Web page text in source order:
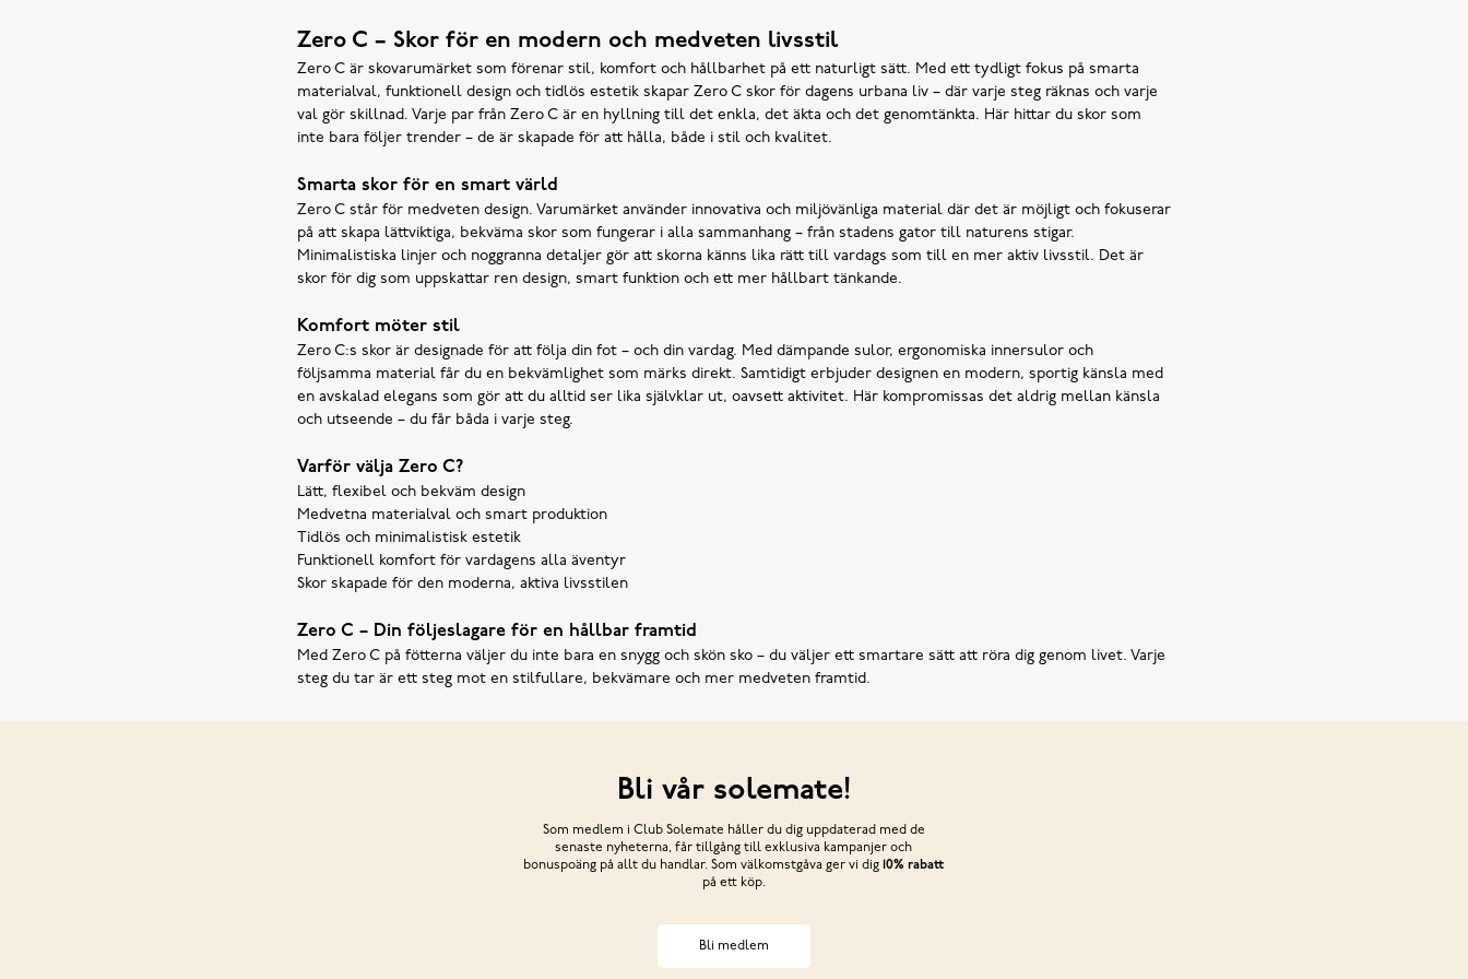
Zero C – Skor för en modern och medveten livsstil
Zero C är skovarumärket som förenar stil, komfort och hållbarhet på ett naturligt sätt. Med ett tydligt fokus på smarta
materialval, funktionell design och tidlös estetik skapar Zero C skor för dagens urbana liv – där varje steg räknas och varje
val gör skillnad. Varje par från Zero C är en hyllning till det enkla, det äkta och det genomtänkta. Här hittar du skor som
inte bara följer trender – de är skapade för att hålla, både i stil och kvalitet.
Smarta skor för en smart värld
Zero C står för medveten design. Varumärket använder innovativa och miljövänliga material där det är möjligt och fokuserar
på att skapa lättviktiga, bekväma skor som fungerar i alla sammanhang – från stadens gator till naturens stigar.
Minimalistiska linjer och noggranna detaljer gör att skorna känns lika rätt till vardags som till en mer aktiv livsstil. Det är
skor för dig som uppskattar ren design, smart funktion och ett mer hållbart tänkande.
Komfort möter stil
Zero C:s skor är designade för att följa din fot – och din vardag. Med dämpande sulor, ergonomiska innersulor och
följsamma material får du en bekvämlighet som märks direkt. Samtidigt erbjuder designen en modern, sportig känsla med
en avskalad elegans som gör att du alltid ser lika självklar ut, oavsett aktivitet. Här kompromissas det aldrig mellan känsla
och utseende – du får båda i varje steg.
Varför välja Zero C?
Lätt, flexibel och bekväm design
Medvetna materialval och smart produktion
Tidlös och minimalistisk estetik
Funktionell komfort för vardagens alla äventyr
Skor skapade för den moderna, aktiva livsstilen
Zero C – Din följeslagare för en hållbar framtid
Med Zero C på fötterna väljer du inte bara en snygg och skön sko – du väljer ett smartare sätt att röra dig genom livet. Varje
steg du tar är ett steg mot en stilfullare, bekvämare och mer medveten framtid.
Bli vår solemate!
Som medlem i Club Solemate håller du dig uppdaterad med de
senaste nyheterna, får tillgång till exklusiva kampanjer och
bonuspoäng på allt du handlar. Som välkomstgåva ger vi dig 10% rabatt
på ett köp.
Bli medlem